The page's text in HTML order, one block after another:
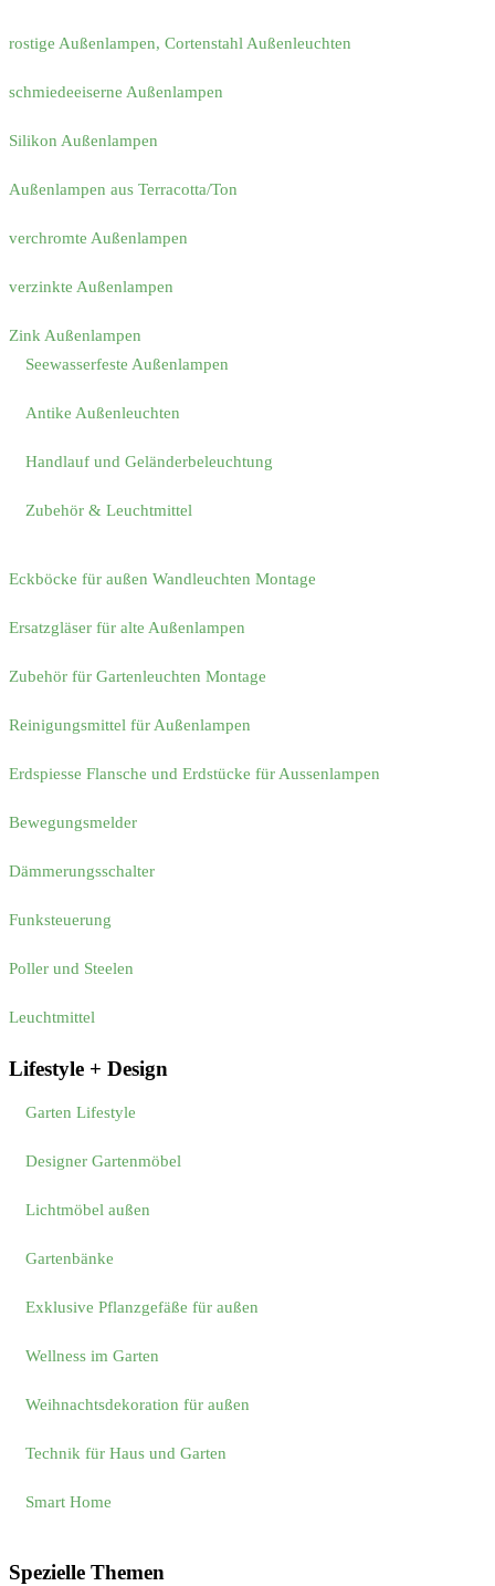
rostige Außenlampen, Cortenstahl Außenleuchten
schmiedeeiserne Außenlampen
Silikon Außenlampen
Außenlampen aus Terracotta/Ton
verchromte Außenlampen
verzinkte Außenlampen
Zink Außenlampen
Seewasserfeste Außenlampen
Antike Außenleuchten
Handlauf und Geländerbeleuchtung
Zubehör & Leuchtmittel
Eckböcke für außen Wandleuchten Montage
Ersatzgläser für alte Außenlampen
Zubehör für Gartenleuchten Montage
Reinigungsmittel für Außenlampen
Erdspiesse Flansche und Erdstücke für Aussenlampen
Bewegungsmelder
Dämmerungsschalter
Funksteuerung
Poller und Steelen
Leuchtmittel
Lifestyle + Design
Garten Lifestyle
Designer Gartenmöbel
Lichtmöbel außen
Gartenbänke
Exklusive Pflanzgefäße für außen
Wellness im Garten
Weihnachtsdekoration für außen
Technik für Haus und Garten
Smart Home
Spezielle Themen